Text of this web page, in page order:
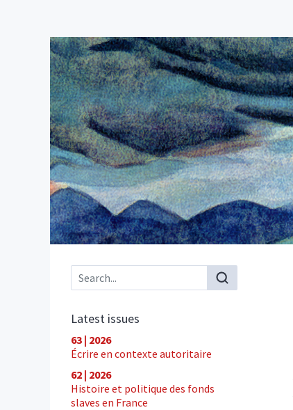
Main menu
Latest issues
63 | 2026
Écrire en contexte autoritaire
62 | 2026
Histoire et politique des fonds
slaves en France